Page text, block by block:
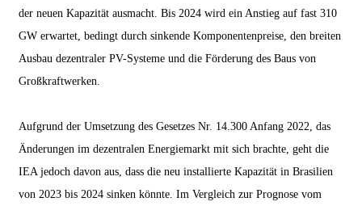
der neuen Kapazität ausmacht. Bis 2024 wird ein Anstieg auf fast 310
GW erwartet, bedingt durch sinkende Komponentenpreise, den breiten
Ausbau dezentraler PV-Systeme und die Förderung des Baus von
Großkraftwerken.
Aufgrund der Umsetzung des Gesetzes Nr. 14.300 Anfang 2022, das
Änderungen im dezentralen Energiemarkt mit sich brachte, geht die
IEA jedoch davon aus, dass die neu installierte Kapazität in Brasilien
von 2023 bis 2024 sinken könnte. Im Vergleich zur Prognose vom